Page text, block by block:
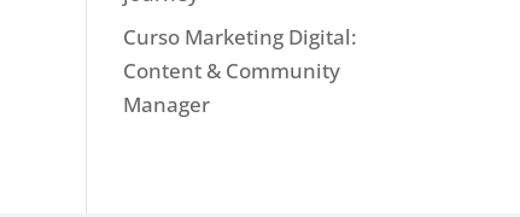
Curso Marketing Digital:
Content & Community
Manager